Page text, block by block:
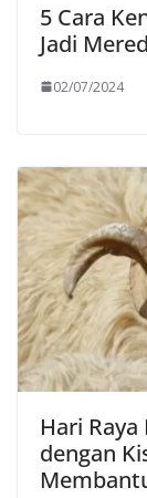
5 Cara
Jadi
02/07/2024
Hari Raya
dengan